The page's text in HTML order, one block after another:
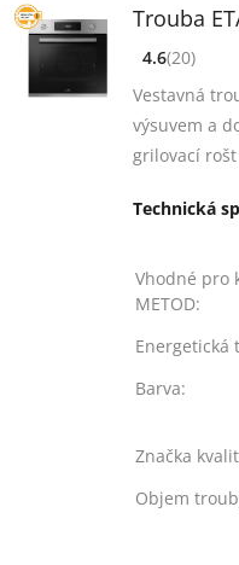
Trouba
4.6
z 5
4.6(20)
Vestavná
výsuvem a
grilovací
Technická
Vhodné pro
METOD:
Energetická
Barva:
Značka
Objem